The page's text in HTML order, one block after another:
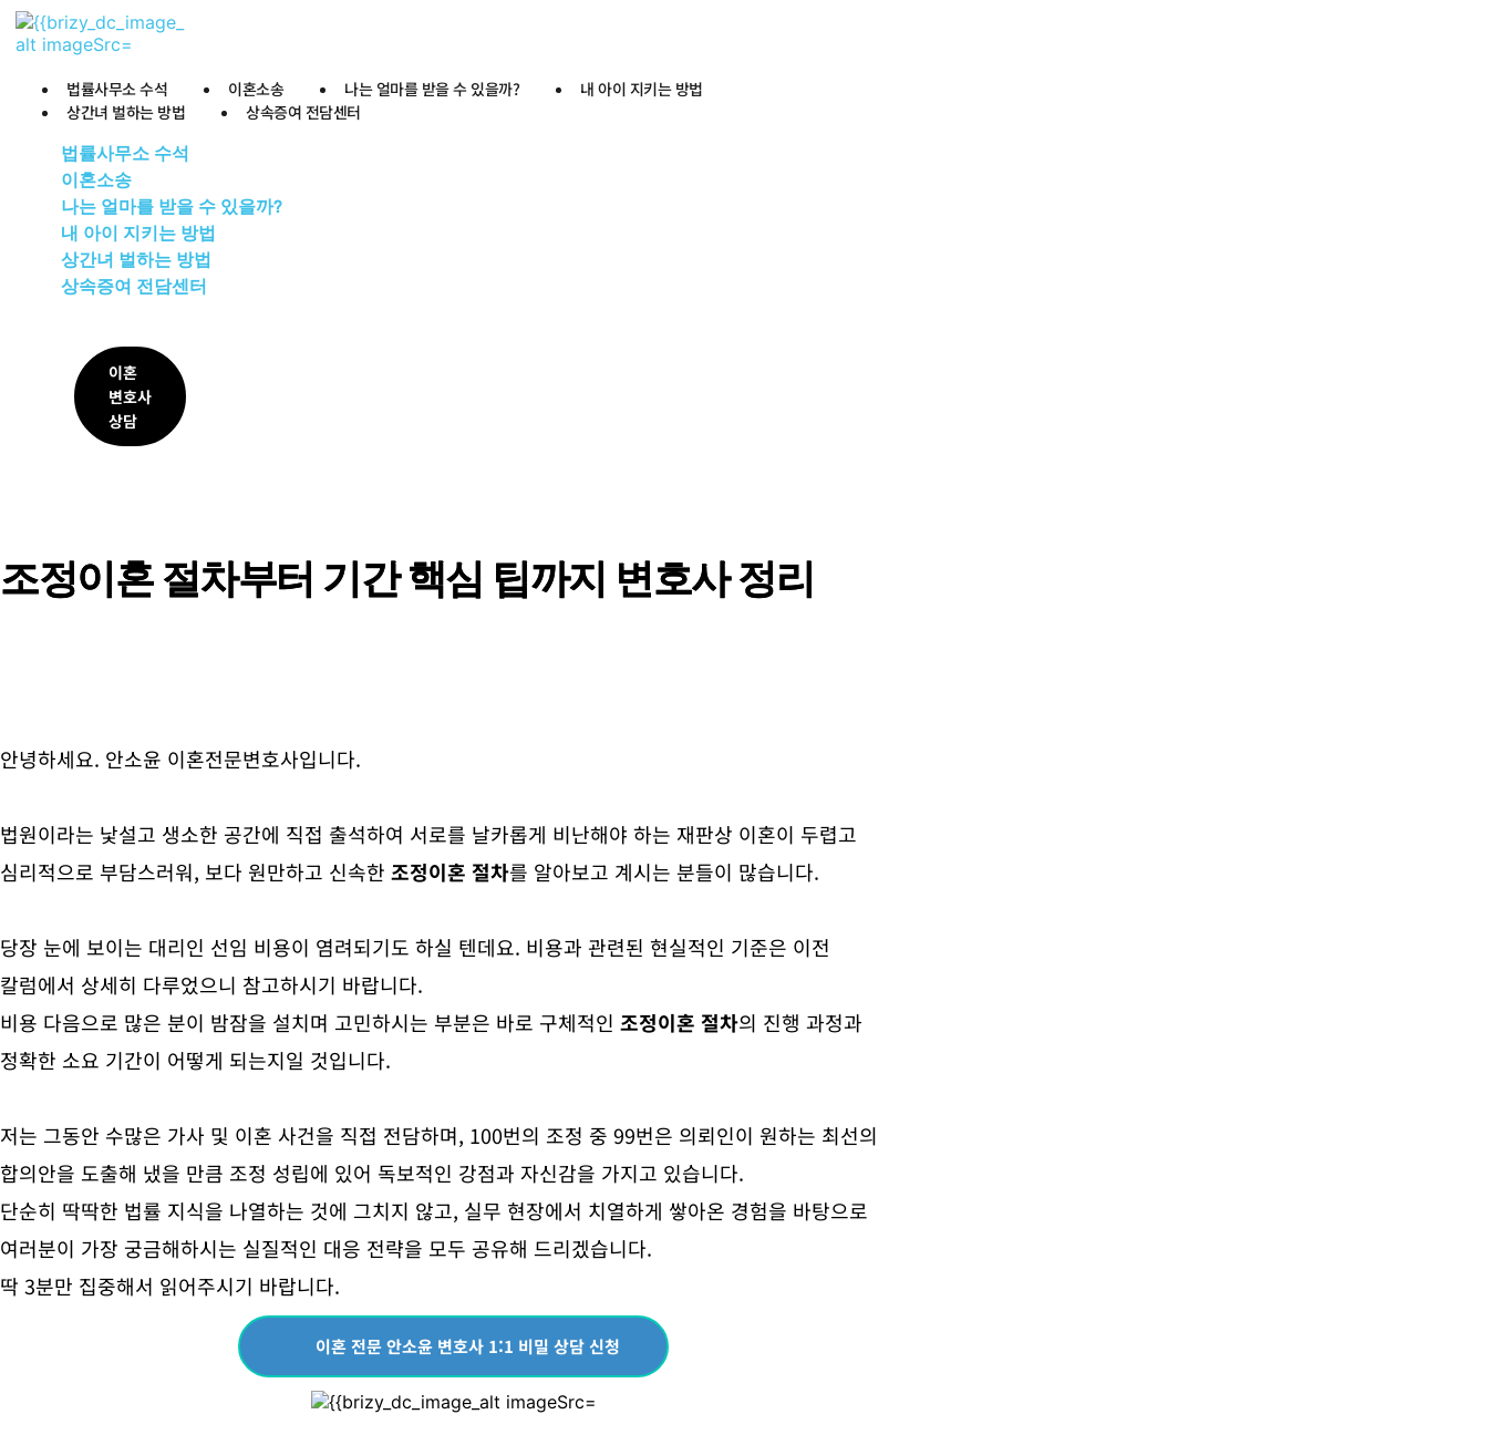
법률사무소 수석 이혼소송 나는 얼마를 받을 수 있을까?
내 아이 지키는 방법
상간녀 벌하는 방법
상속증여 전담센터
법률사무소 수석
이혼소송
나는 얼마를 받을 수 있을까?
내 아이 지키는 방법
상간녀 벌하는 방법
상속증여 전담센터
이혼
변호사
상담
조정이혼 절차부터 기간 핵심 팁까지 변호사 정리
안녕하세요. 안소윤 이혼전문변호사입니다.
법원이라는 낯설고 생소한 공간에 직접 출석하여 서로를 날카롭게 비난해야 하는 재판상 이혼이 두렵고
심리적으로 부담스러워, 보다 원만하고 신속한 조정이혼 절차를 알아보고 계시는 분들이 많습니다.
당장 눈에 보이는 대리인 선임 비용이 염려되기도 하실 텐데요. 비용과 관련된 현실적인 기준은 이전
칼럼에서 상세히 다루었으니 참고하시기 바랍니다.
비용 다음으로 많은 분이 밤잠을 설치며 고민하시는 부분은 바로 구체적인 조정이혼 절차의 진행 과정과
정확한 소요 기간이 어떻게 되는지일 것입니다.
저는 그동안 수많은 가사 및 이혼 사건을 직접 전담하며, 100번의 조정 중 99번은 의뢰인이 원하는 최선의
합의안을 도출해 냈을 만큼 조정 성립에 있어 독보적인 강점과 자신감을 가지고 있습니다.
단순히 딱딱한 법률 지식을 나열하는 것에 그치지 않고, 실무 현장에서 치열하게 쌓아온 경험을 바탕으로
여러분이 가장 궁금해하시는 실질적인 대응 전략을 모두 공유해 드리겠습니다.
딱 3분만 집중해서 읽어주시기 바랍니다.
이혼 전문 안소윤 변호사 1:1 비밀 상담 신청